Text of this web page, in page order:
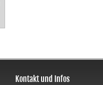
Kontakt und Infos